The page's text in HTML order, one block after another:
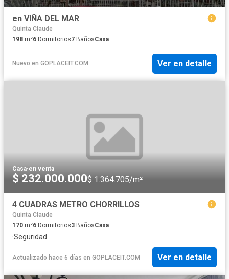
en VIÑA DEL MAR
Quinta Claude
198 m²6 Dormitorios7 BañosCasa
Nuevo en GOPLACEIT.COM Ver en detalle
Casa·en venta
$ 232.000.000$ 1.364.705/m²
4 CUADRAS METRO CHORRILLOS
Quinta Claude
170 m²6 Dormitorios3 BañosCasa
·Seguridad
Actualizado hace 6 días en GOPLACEIT.COM Ver en detalle